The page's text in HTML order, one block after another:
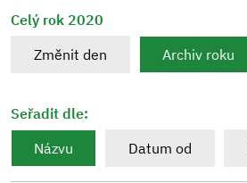
Celý rok 2020
Změnit den
Archiv roku
Seřadit dle:
Názvu
Datum od